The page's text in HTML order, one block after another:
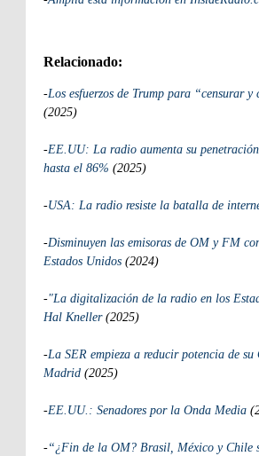
Relacionado:
-Los esfuerzos de Trump para “censurar
(2025)
-EE.UU: La radio aumenta su
hasta el 86% (2025)
-USA: La radio resiste la batalla de
-Disminuyen las emisoras de OM y FM
Estados Unidos (2024)
-"La digitalización de la radio en los
Hal Kneller(2025)
-La SER empieza a reducir potencia de
Madrid (2025)
-EE.UU.: Senadores por la Onda Media
-“¿Fin de la OM? Brasil, México y Chile